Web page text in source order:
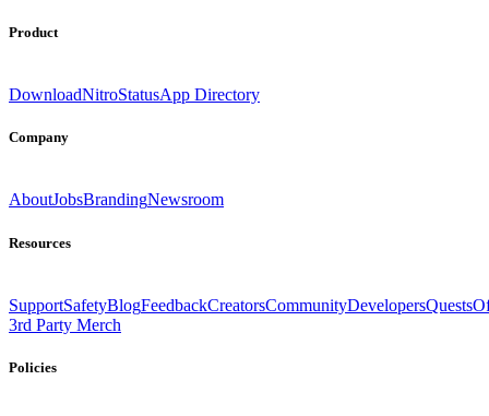
Product
DownloadNitroStatusApp Directory
Company
AboutJobsBrandingNewsroom
Resources
SupportSafetyBlogFeedbackCreatorsCommunityDevelopersQuests
3rd Party Merch
Policies